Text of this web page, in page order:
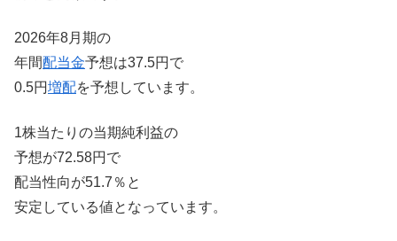
2026年8月期の
年間配当金予想は37.5円で
0.5円増配を予想しています。
1株当たりの当期純利益の
予想が72.58円で
配当性向が51.7％と
安定している値となっています。